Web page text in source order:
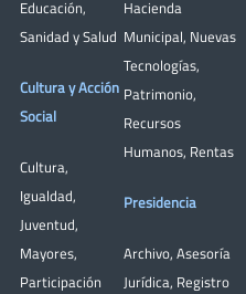
Educación,
Sanidad y Salud
Cultura y Acción
Social
Cultura,
Igualdad,
Juventud,
Mayores,
Participación
Hacienda
Municipal, Nuevas
Tecnologías,
Patrimonio,
Recursos
Humanos, Rentas
Presidencia
Archivo, Asesoría
Jurídica, Registro